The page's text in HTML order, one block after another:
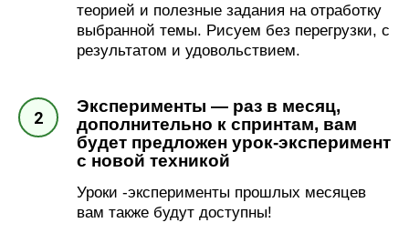
теорией и полезные задания на отработку
выбранной темы. Рисуем без перегрузки, с
результатом и удовольствием.
Эксперименты — раз в месяц,
дополнительно к спринтам, вам
будет предложен урок-эксперимент
с новой техникой
Уроки -эксперименты прошлых месяцев
вам также будут доступны!